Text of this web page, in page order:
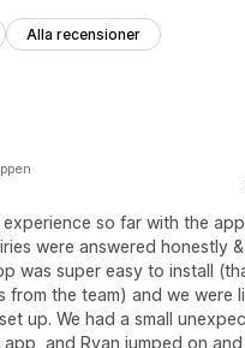
Alla recensioner
so far with the
were answered honestly &
was super easy to install
from the team) and we were
up. We had a small
and Ryan jumped on